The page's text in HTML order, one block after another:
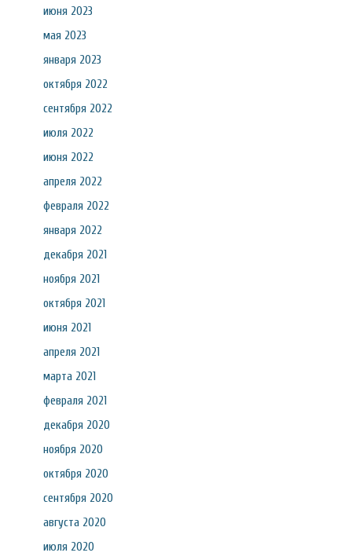
июня 2023
мая 2023
января 2023
октября 2022
сентября 2022
июля 2022
июня 2022
апреля 2022
февраля 2022
января 2022
декабря 2021
ноября 2021
октября 2021
июня 2021
апреля 2021
марта 2021
февраля 2021
декабря 2020
ноября 2020
октября 2020
сентября 2020
августа 2020
июля 2020